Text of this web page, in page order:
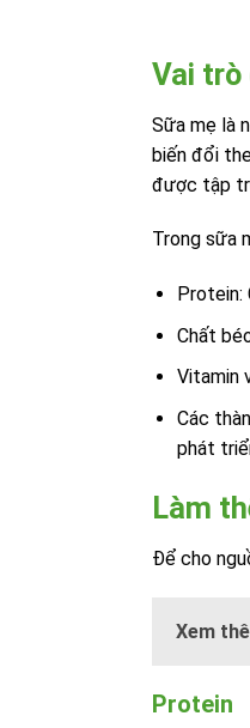
Vai trò
Sữa mẹ là
biến đổi
được tập
Trong sữa
Chất
Vitamin
Các
phát
Làm
Để cho
Xem
Protein